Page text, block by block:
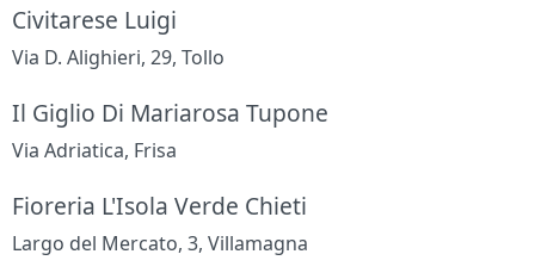
Civitarese Luigi
Via D. Alighieri, 29, Tollo
Il Giglio Di Mariarosa Tupone
Via Adriatica, Frisa
Fioreria L'Isola Verde Chieti
Largo del Mercato, 3, Villamagna